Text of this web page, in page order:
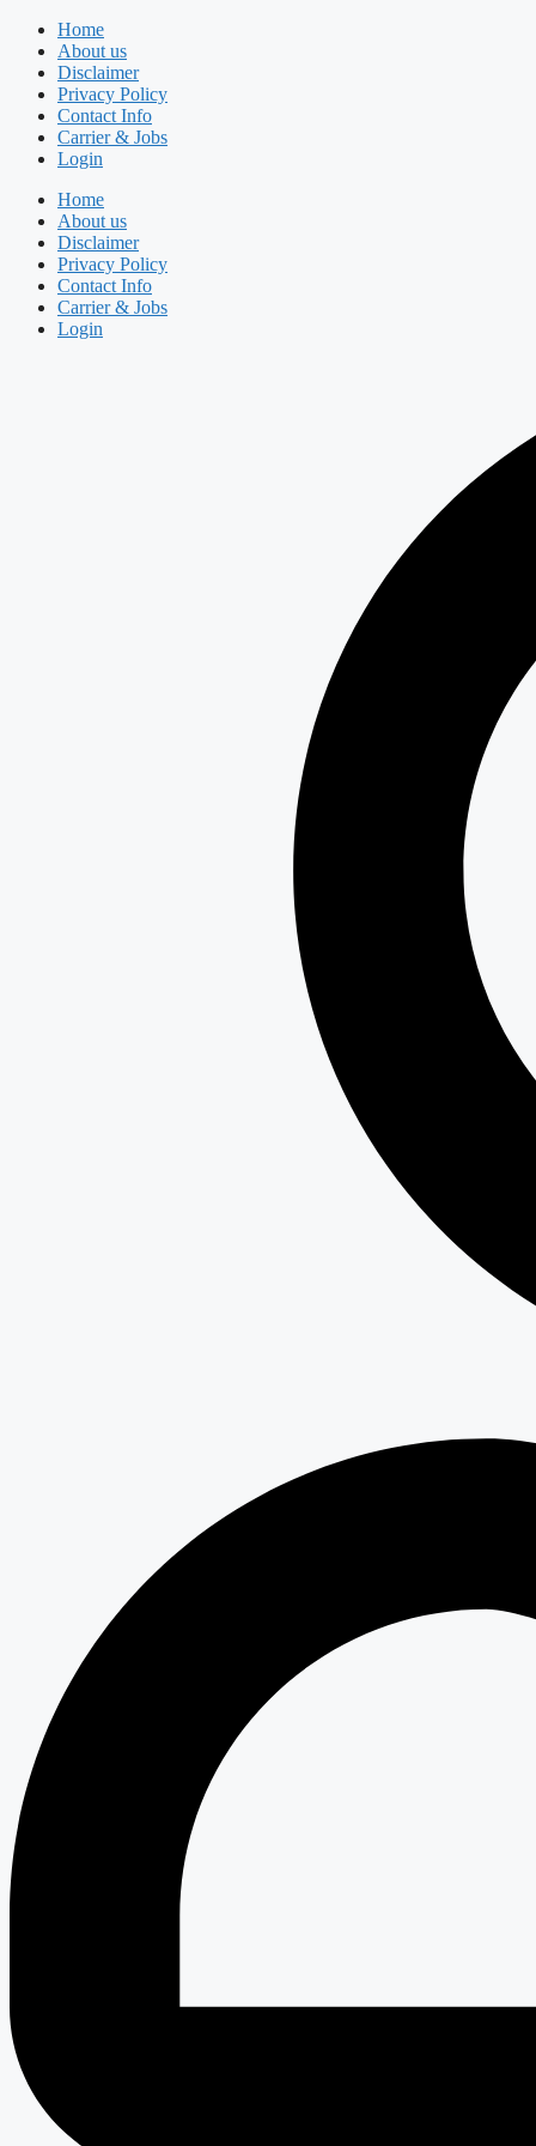
Skip
content
Home
About us
Disclaimer
Privacy Policy
Contact Info
Carrier & Jobs
Login
Home
About us
Disclaimer
Privacy Policy
Contact Info
Carrier & Jobs
Login